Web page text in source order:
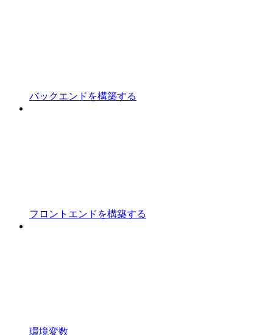
バックエンドを構築する
フロントエンドを構築する
環境変数